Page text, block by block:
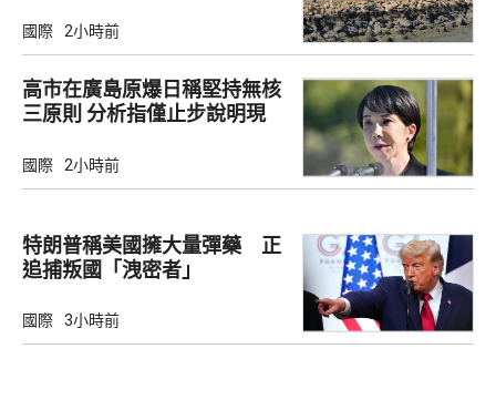
國際 2小時前
高市在廣島原爆日稱堅持無核
三原則 分析指僅止步說明現
國際 2小時前
特朗普稱美國擁大量彈藥 正
追捕叛國「洩密者」
國際 3小時前